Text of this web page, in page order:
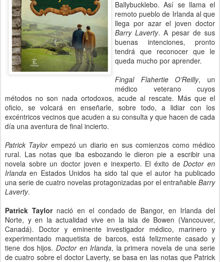
Ballybucklebo. Así se llama el
remoto pueblo de Irlanda al que
llega por azar el joven doctor
Barry Laverty. A pesar de sus
buenas intenciones, pronto
tendrá que reconocer que le
queda mucho por aprender.
Fingal Flahertie O’Reilly, un
médico veterano cuyos
métodos no son nada ortodoxos, acude al rescate. Más que el
oficio, se volcará en enseñarle, sobre todo, a lidiar con los
excéntricos vecinos que acuden a su consulta y que hacen de cada
día una aventura de final incierto.
Patrick Taylorempezó un diario en sus comienzos como médico
rural. Las notas que iba esbozando le dieron pie a escribir una
novela sobre un doctor joven e inexperto. El éxito deDoctor en
Irlanda en Estados Unidos ha sido tal que el autor ha publicado
una serie de cuatro novelas protagonizadas por el entrañable Barry
Laverty.
Patrick Taylornació en el condado de Bangor, en Irlanda del
Norte, y en la actualidad vive en la isla de Bowen (Vancouver,
Canadá). Doctor y eminente investigador médico, marinero y
experimentado maquetista de barcos, está felizmente casado y
tiene dos hijos. Doctor en Irlanda, la primera novela de una serie
de cuatro sobre el doctor Laverty, se basa en las notas que Patrick